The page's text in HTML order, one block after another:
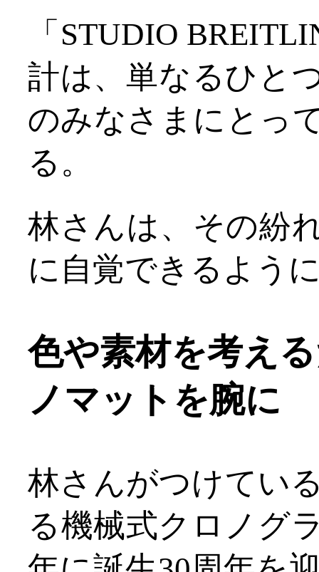
「STUDIO
計は、単なるひと
のみなさまにとっ
る。
林さんは、その紛
に自覚できるよう
色や素材を考え
ノマットを腕に
林さんがつけてい
る機械式クロノグ